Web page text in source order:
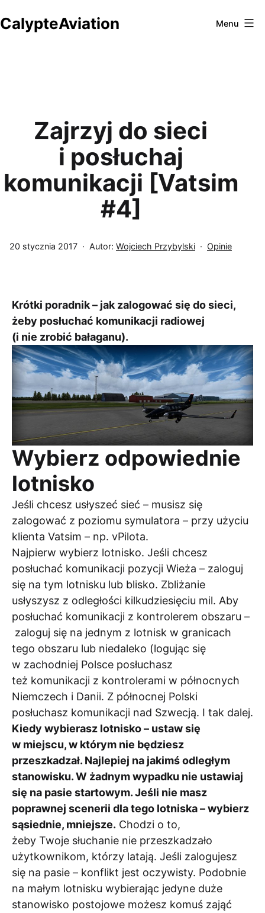
do
CalypteAviation Menu
Zajrzyj do sieci
i posłuchaj
komunikacji [Vatsim
#4]
Opublikowano
20 stycznia 2017 Autor: Wojciech Przybylski
Umieszczono
Opinie
Krótki poradnik – jak zalogować się do sieci,
żeby posłuchać komunikacji radiowej
(i nie zrobić bałaganu).
Wybierz odpowiednie
lotnisko
Jeśli chcesz usłyszeć sieć – musisz się
zalogować z poziomu symulatora – przy użyciu
klienta Vatsim – np. vPilota.
Najpierw wybierz lotnisko. Jeśli chcesz
posłuchać komunikacji pozycji Wieża – zaloguj
się na tym lotnisku lub blisko. Zbliżanie
usłyszysz z odległości kilkudziesięciu mil. Aby
posłuchać komunikacji z kontrolerem obszaru –
zaloguj się na jednym z lotnisk w granicach
tego obszaru lub niedaleko (logując się
w zachodniej Polsce posłuchasz
też komunikacji z kontrolerami w północnych
Niemczech i Danii. Z północnej Polski
posłuchasz komunikacji nad Szwecją. I tak dalej.
Kiedy wybierasz lotnisko – ustaw się
w miejscu, w którym nie będziesz
przeszkadzał. Najlepiej na jakimś odległym
stanowisku. W żadnym wypadku nie ustawiaj
się na pasie startowym. Jeśli nie masz
poprawnej scenerii dla tego lotniska – wybierz
sąsiednie, mniejsze. Chodzi o to,
żeby Twoje słuchanie nie przeszkadzało
użytkownikom, którzy latają. Jeśli zalogujesz
się na pasie – konflikt jest oczywisty. Podobnie
na małym lotnisku wybierając jedyne duże
stanowisko postojowe możesz komuś zająć